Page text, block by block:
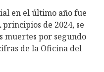
en el último año fue
de 2024, se
muertes por segundo
de la Oficina del